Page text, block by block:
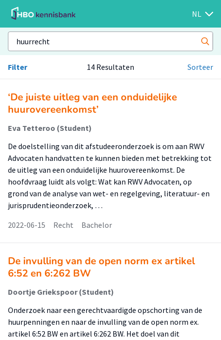
NL
Filter 14 Resultaten Sorteer
‘De juiste uitleg van een onduidelijke
huurovereenkomst’
Eva Tetteroo (Student)
De doelstelling van dit afstudeeronderzoek is om aan RWV
Advocaten handvatten te kunnen bieden met betrekking tot
de uitleg van een onduidelijke huurovereenkomst. De
hoofdvraag luidt als volgt: Wat kan RWV Advocaten, op
grond van de analyse van wet- en regelgeving, literatuur- en
jurisprudentieonderzoek, …
2022-06-15
Recht Bachelor
De invulling van de open norm ex artikel
6:52 en 6:262 BW
Doortje Griekspoor (Student)
Onderzoek naar een gerechtvaardigde opschorting van de
huurpenningen en naar de invulling van de open norm ex.
artikel 6:52 BW en artikel 6:262 BW. Het doel van dit